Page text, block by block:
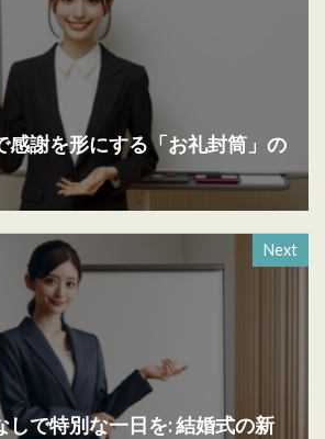
感謝を形にする「お礼封筒」の
Next
しで特別な一日を: 結婚式の新